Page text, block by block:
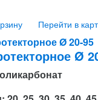
Перейти в
Ø